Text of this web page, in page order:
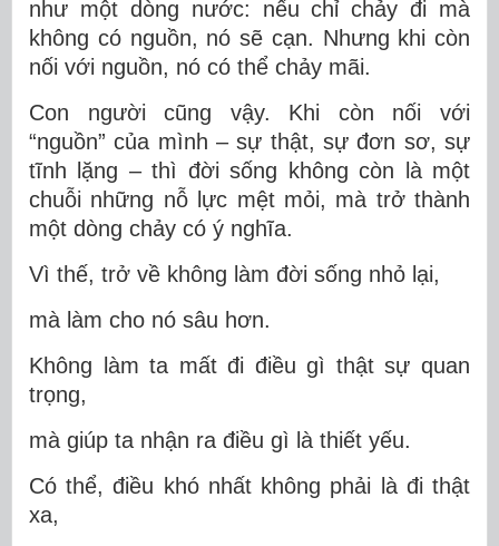
như một dòng nước: nếu chỉ chảy đi mà
không có nguồn, nó sẽ cạn. Nhưng khi còn
nối với nguồn, nó có thể chảy mãi.
Con người cũng vậy. Khi còn nối với
“nguồn” của mình – sự thật, sự đơn sơ, sự
tĩnh lặng – thì đời sống không còn là một
chuỗi những nỗ lực mệt mỏi, mà trở thành
một dòng chảy có ý nghĩa.
Vì thế, trở về không làm đời sống nhỏ lại,
mà làm cho nó sâu hơn.
Không làm ta mất đi điều gì thật sự quan
trọng,
mà giúp ta nhận ra điều gì là thiết yếu.
Có thể, điều khó nhất không phải là đi thật
xa,